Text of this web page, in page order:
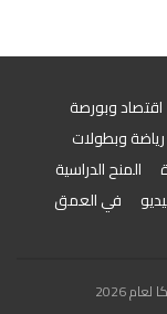
اقتصاد وبورصة
رياضة وبطولات
المنح الدراسية
في العمق
2026